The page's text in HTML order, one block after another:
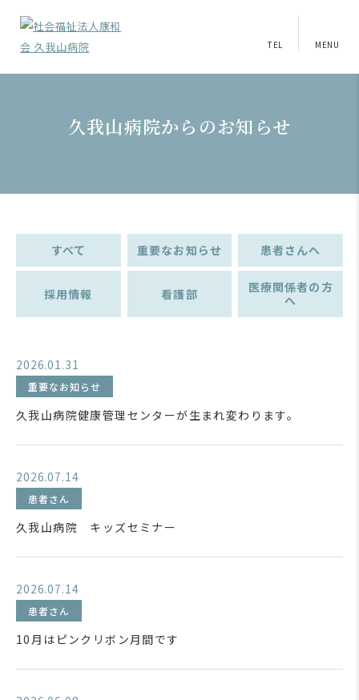
TEL MENU
久我山病院からのお知らせ
すべて 重要なお知らせ 患者さんへ
採用情報 看護部
医療関係者の方
へ
2026.01.31
重要なお知らせ
久我山病院健康管理センターが生まれ変わります。
2026.07.14
患者さん
久我山病院 キッズセミナー
2026.07.14
患者さん
10月はピンクリボン月間です